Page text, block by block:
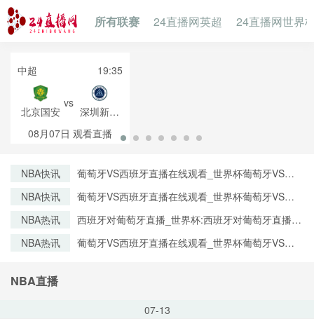
所有联赛 24直播网英超 24直播网世界
中超 19:35
北京国安
vs
深圳新鹏
城
08月07日 观看直播
NBA快讯
葡萄牙VS西班牙直播在线观看_世界杯葡萄牙VS西
NBA快讯
葡萄牙VS西班牙直播在线观看_世界杯葡萄牙VS西
NBA热讯
西班牙对葡萄牙直播_世界杯:西班牙对葡萄牙直播免
清无插件
NBA热讯
葡萄牙VS西班牙直播在线观看_世界杯葡萄牙VS西
NBA直播
07-13